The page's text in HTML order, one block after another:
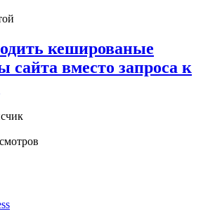
кешированые
сайта вместо запроса к